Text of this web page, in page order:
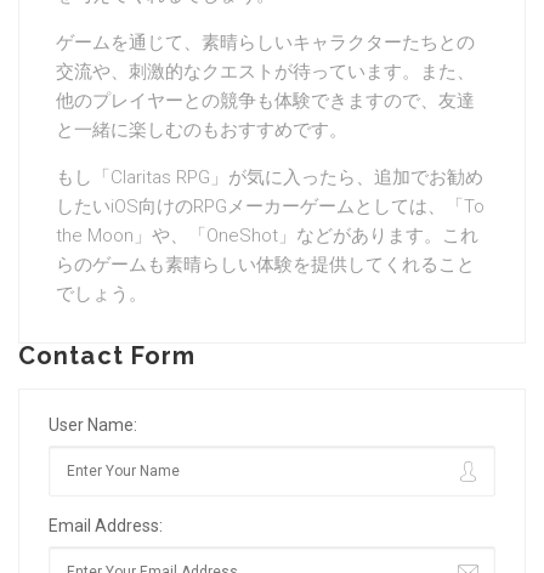
ゲームを通じて、素晴らしいキャラクターたちとの
交流や、刺激的なクエストが待っています。また、
他のプレイヤーとの競争も体験できますので、友達
と一緒に楽しむのもおすすめです。
もし「Claritas RPG」が気に入ったら、追加でお勧め
したいiOS向けのRPGメーカーゲームとしては、「To
the Moon」や、「OneShot」などがあります。これ
らのゲームも素晴らしい体験を提供してくれること
でしょう。
Contact Form
User Name:
Email Address: